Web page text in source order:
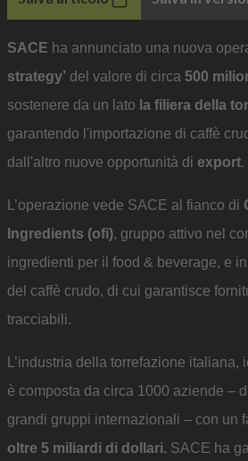
SACE ha annunciato una nuova
strategy’ del valore di circa 500
sostenere da un lato la filiera della
garantendo l'importazione di caffè
dall'altro nuove opportunità di export.
L’operazione vede SACE al fianco di
Ingredients (ofi), gruppo attivo nel
ingredienti per il food & beverage, e
del caffè crudo, di cui garantisce
tracciabili.
L’industria della torrefazione italiana,
è composta da circa 1000 aziende –
grandi gruppi internazionali – con un
oltre 5 miliardi di dollari. SACE ha